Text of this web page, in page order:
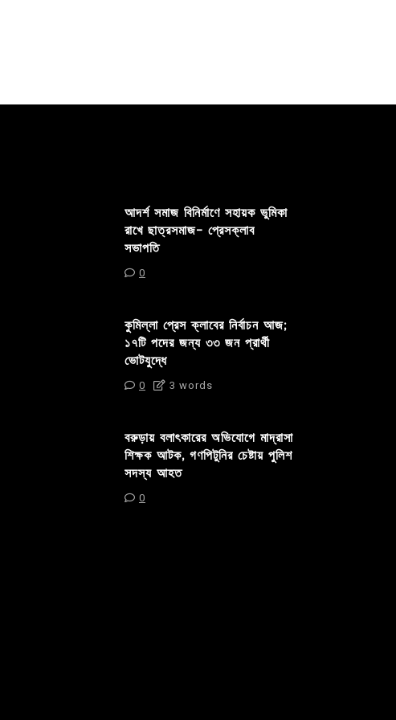
আদর্শ সমাজ বিনির্মাণে সহায়ক ভুমিকা
রাখে ছাত্রসমাজ- প্রেসক্লাব
সভাপতি
0
কুমিল্লা প্রেস ক্লাবের নির্বাচন আজ;
১৭টি পদের জন্য ৩৩ জন প্রার্থী
ভোটযুদ্ধে
0 3 words
বরুড়ায় বলাৎকারের অভিযোগে মাদ্রাসা
শিক্ষক আটক, গণপিটুনির চেষ্টায় পুলিশ
সদস্য আহত
0